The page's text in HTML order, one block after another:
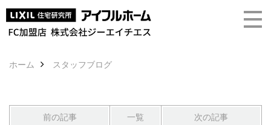
ホーム スタッフブログ
前の記事 一覧 次の記事